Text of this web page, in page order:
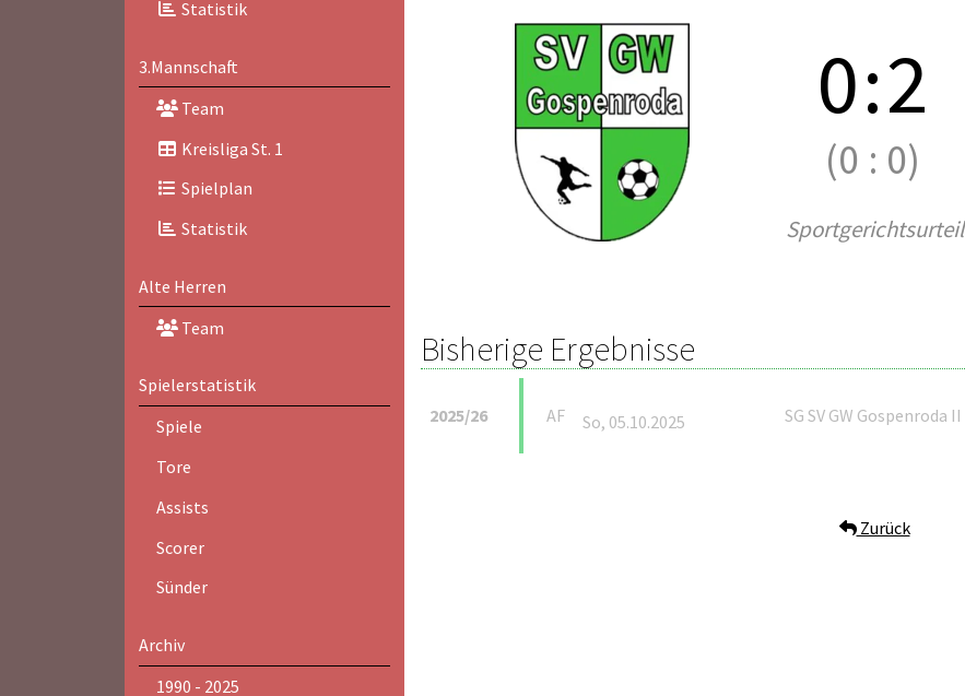
Statistik
3.Mannschaft
Team
Kreisliga St. 1
Spielplan
Statistik
Alte Herren
Team
Spielerstatistik
Spiele
Tore
Assists
Scorer
Sünder
Archiv
1990 - 2025
0:2
(0 : 0)
Sportgerichtsurteil
Bisherige Ergebnisse
2025/26 AF So, 05.10.2025 SG SV GW Gospenroda II
Zurück